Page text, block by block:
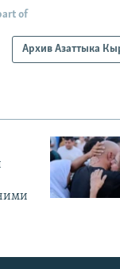
of
Архив Азаттыка